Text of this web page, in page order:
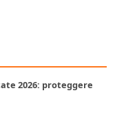
2026: proteggere